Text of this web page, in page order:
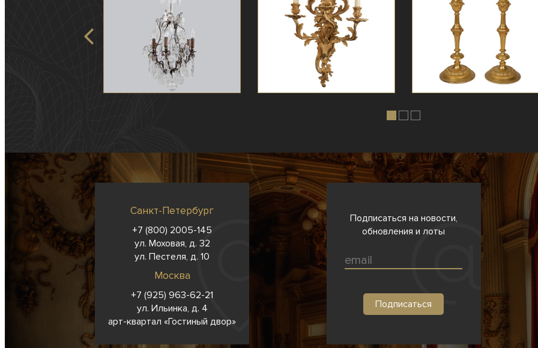
Санкт-Петербург
+7 (800) 2005-145
ул. Моховая, д. 32
ул. Пестеля, д. 10
Москва
+7 (925) 963-62-21
ул. Ильинка, д. 4
арт-квартал «Гостиный двор»
Подписаться на новости,
обновления и лоты